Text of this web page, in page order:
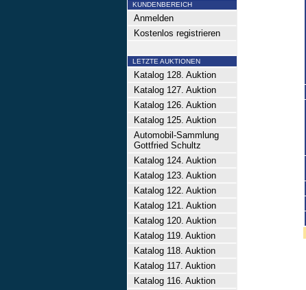
KUNDENBEREICH
Anmelden
Kostenlos registrieren
LETZTE AUKTIONEN
Katalog 128. Auktion
Katalog 127. Auktion
Katalog 126. Auktion
Katalog 125. Auktion
Automobil-Sammlung
Gottfried Schultz
Katalog 124. Auktion
Katalog 123. Auktion
Katalog 122. Auktion
Katalog 121. Auktion
Katalog 120. Auktion
Katalog 119. Auktion
Katalog 118. Auktion
Katalog 117. Auktion
Katalog 116. Auktion